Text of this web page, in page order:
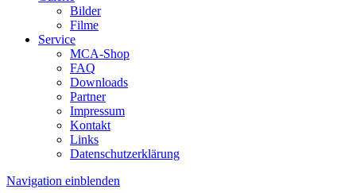
Bilder
Filme
Service
MCA-Shop
FAQ
Downloads
Partner
Impressum
Kontakt
Links
Datenschutzerklärung
Navigation einblenden